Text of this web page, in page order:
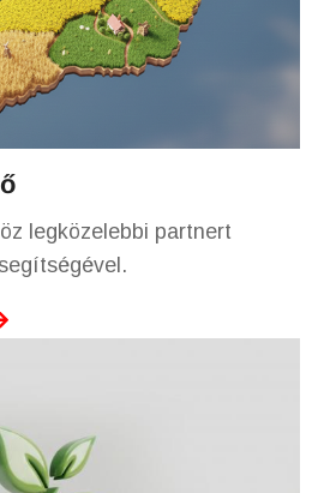
legközelebbi partnert